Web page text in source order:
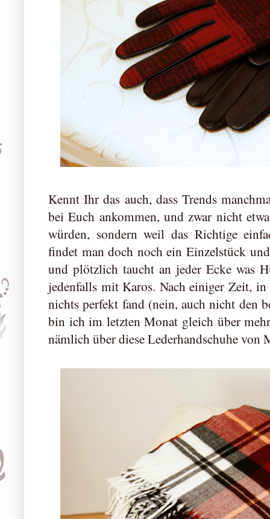
Kennt Ihr das auch, dass Trends
bei Euch ankommen, und zwar nicht
würden, sondern weil das Richtige
findet man doch noch ein Einzelstück
und plötzlich taucht an jeder Ecke was
jedenfalls mit Karos. Nach einiger Zeit,
nichts perfekt fand (nein, auch nicht den
bin ich im letzten Monat gleich über
nämlich über diese Lederhandschuhe von